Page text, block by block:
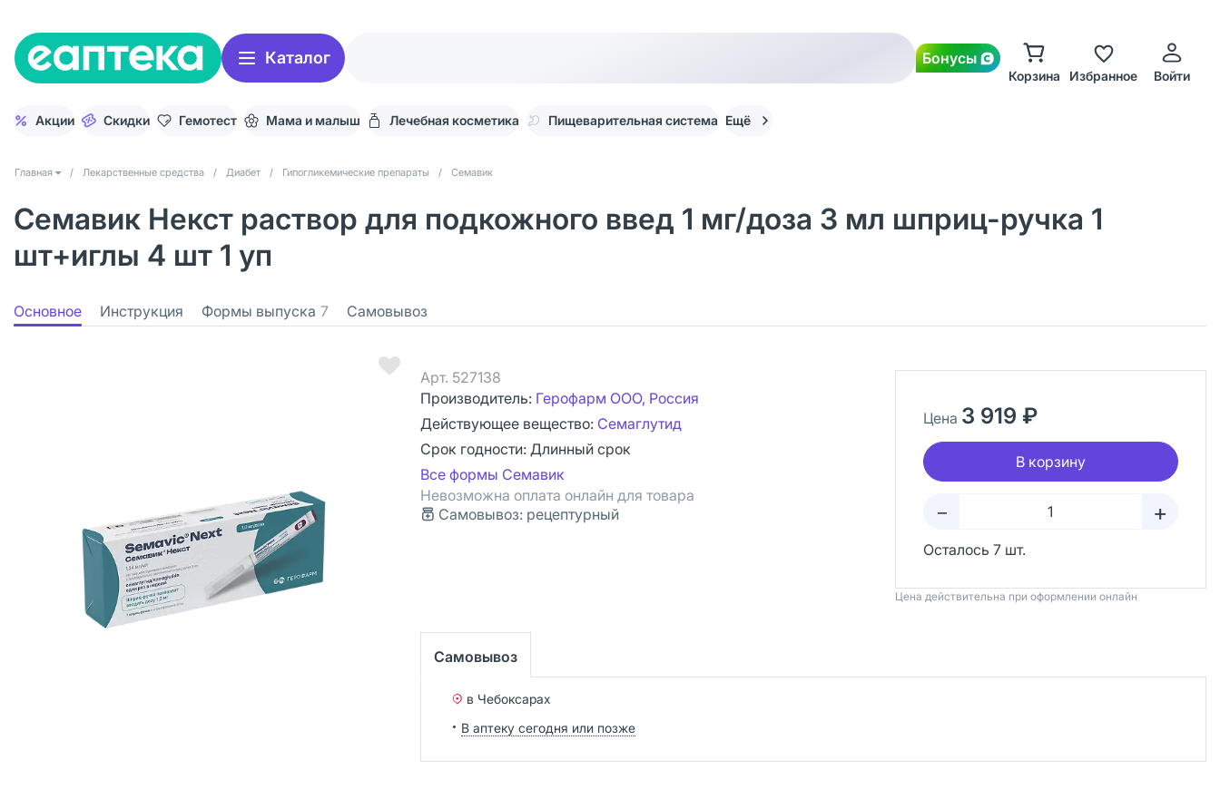
Каталог Бонусы
Корзина Избранное Войти
Акции Скидки Гемотест Мама и малыш Лечебная косметика Пищеварительная система Ещё
Главная / Лекарственные средства / Диабет / Гипогликемические препараты / Семавик
Семавик Некст раствор для подкожного введ 1 мг/доза 3 мл шприц-ручка 1
шт+иглы 4 шт 1 уп
Основное Инструкция Формы выпуска 7 Самовывоз
Арт. 527138
Производитель: Герофарм ООО, Россия
Действующее вещество: Семаглутид
Срок годности: Длинный срок
Все формы Семавик
Невозможна оплата онлайн для товара
Самовывоз: рецептурный
Цена 3 919 ₽
В корзину
– +
Осталось 7 шт.
Цена действительна при оформлении онлайн
Самовывоз
в Чебоксарах
В аптеку сегодня или позже